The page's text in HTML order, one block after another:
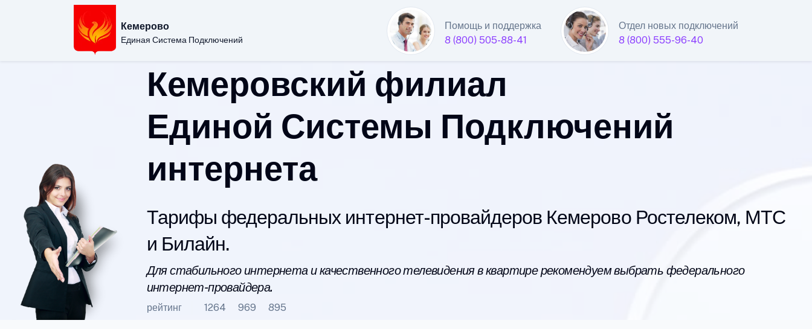
Кемерово
Единая Система Подключений
Помощь и поддержка
8 (800) 505-88-41
Отдел новых подключений
8 (800) 555-96-40
Кемеровский филиал
Единой Системы Подключений
интернета
Тарифы федеральных интернет-провайдеров Кемерово Ростелеком, МТС
и Билайн.
Для стабильного интернета и качественного телевидения в квартире рекомендуем выбрать федерального
интернет-провайдера.
рейтинг 1264 969 895